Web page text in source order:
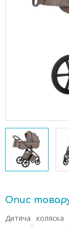
Опис
Дитяча